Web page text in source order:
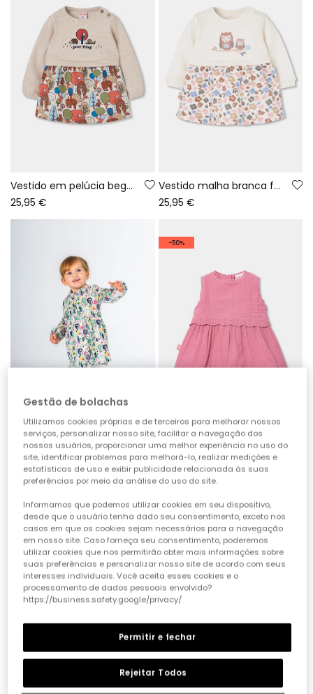
Vestido em pelúcia bege estampado floresta bebé
25,95 €
Vestido malha branca flores bordado corujas bebé
25,95 €
Vestido de malha estampado árvores multicolor bebé
25,95 €
-50%
Vestido bebé rosa
22,95 €
11,45 €
-50% -50%
Gestão de bolachas
Utilizamos cookies próprias e de terceiros para melhorar nossos
serviços, personalizar nosso site, facilitar a navegação dos
nossos usuários, proporcionar uma melhor experiência no uso do
site, identificar problemas para melhorá-lo, realizar medições e
estatísticas de uso e exibir publicidade relacionada às suas
preferências por meio da análise do uso do site.
Informamos que podemos utilizar cookies em seu dispositivo,
desde que o usuário tenha dado seu consentimento, exceto nos
casos em que os cookies sejam necessários para a navegação
em nosso site. Caso forneça seu consentimento, poderemos
utilizar cookies que nos permitirão obter mais informações sobre
suas preferências e personalizar nosso site de acordo com seus
interesses individuais. Você aceita esses cookies e o
processamento de dados pessoais envolvido?
https://business.safety.google/privacy/
Rejeitar Todos
Permitir e fechar